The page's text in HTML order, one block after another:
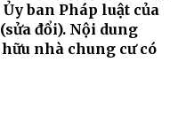
ban Pháp luật của
đổi). Nội dung
nhà chung cư có